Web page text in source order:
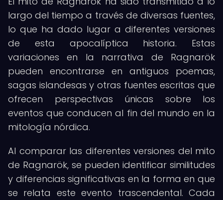
largo del tiempo a través de diversas fuentes,
lo que ha dado lugar a diferentes versiones
de esta apocalíptica historia. Estas
variaciones en la narrativa de Ragnarök
pueden encontrarse en antiguos poemas,
sagas islandesas y otras fuentes escritas que
ofrecen perspectivas únicas sobre los
eventos que conducen al fin del mundo en la
mitología nórdica.
Al comparar las diferentes versiones del mito
de Ragnarök, se pueden identificar similitudes
y diferencias significativas en la forma en que
se relata este evento trascendental. Cada